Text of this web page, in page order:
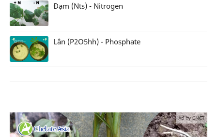
Đạm (Nts) - Nitrogen
Lân (P2O5hh) - Phosphate
Ad by CNCT